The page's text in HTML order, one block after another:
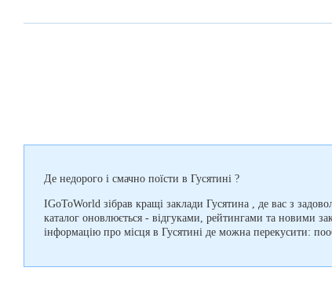
Де недорого і смачно поїсти в Гусятині ?
IGoToWorld зібрав кращі заклади Гусятина , де вас з
каталог оновлюється - відгуками, рейтингами та новими
інформацію про місця в Гусятині де можна перекусити: